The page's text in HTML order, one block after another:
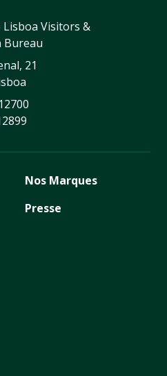
Visitors &
Bureau
21
Nos Marques
Presse